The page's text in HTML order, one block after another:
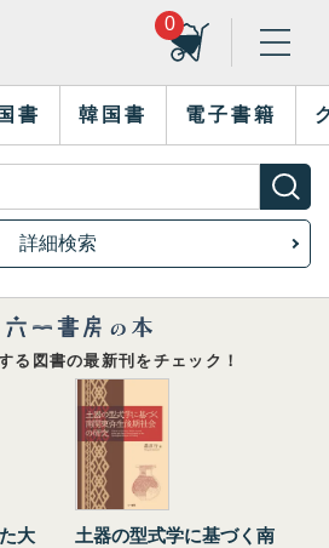
0
書 韓国書 電子書籍
詳細検索
る図書の最新刊をチェック！
大
土器の型式学に基づく南